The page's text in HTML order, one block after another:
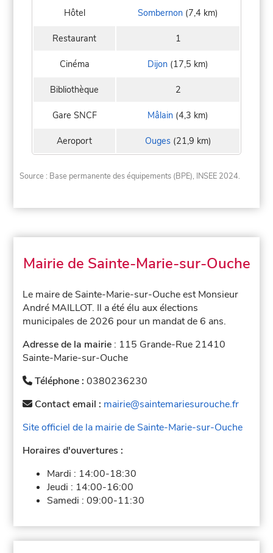
Hôtel Sombernon (7,4 km)
Restaurant 1
Cinéma Dijon (17,5 km)
Bibliothèque 2
Gare SNCF Mâlain (4,3 km)
Aeroport Ouges(21,9 km)
Source : Base permanente des équipements (BPE), INSEE 2024.
Mairie de Sainte-Marie-sur-Ouche
Le maire de Sainte-Marie-sur-Ouche est Monsieur
André MAILLOT. Il a été élu aux élections
municipales de 2026 pour un mandat de 6 ans.
Adresse de la mairie : 115 Grande-Rue 21410
Sainte-Marie-sur-Ouche
Téléphone :0380236230
Contact email : mairie@saintemariesurouche.fr
Site officiel de la mairie de Sainte-Marie-sur-Ouche
Horaires d'ouvertures :
Mardi : 14:00-18:30
Jeudi : 14:00-16:00
Samedi :09:00-11:30